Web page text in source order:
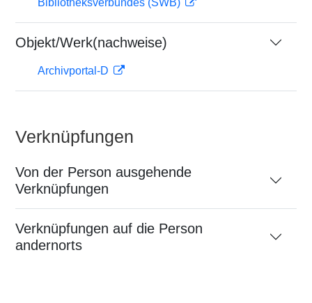
Bibliotheksverbundes (SWB)
Objekt/Werk(nachweise)
Archivportal-D
Verknüpfungen
Von der Person ausgehende
Verknüpfungen
Verknüpfungen auf die Person
andernorts